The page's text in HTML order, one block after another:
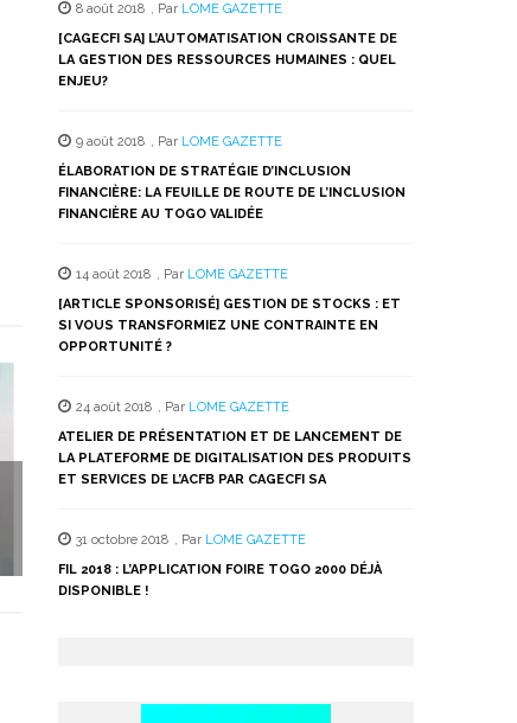
une
nouvelle
fenêtre)
une
nouvelle
fenêtre)
une
nouvelle
fenêtre)
une
nouvelle
fenêtre)
une
nouvelle
fenêtre)
8 août 2018 , Par LOME GAZETTE
[CAGECFI SA] L’AUTOMATISATION CROISSANTE DE
LA GESTION DES RESSOURCES HUMAINES : QUEL
ENJEU?
9 août 2018 , Par LOME GAZETTE
ÉLABORATION DE STRATÉGIE D’INCLUSION
FINANCIÈRE: LA FEUILLE DE ROUTE DE L’INCLUSION
FINANCIÈRE AU TOGO VALIDÉE
14 août 2018 , Par LOME GAZETTE
[ARTICLE SPONSORISÉ] GESTION DE STOCKS : ET
SI VOUS TRANSFORMIEZ UNE CONTRAINTE EN
OPPORTUNITÉ ?
24 août 2018 , Par LOME GAZETTE
ATELIER DE PRÉSENTATION ET DE LANCEMENT DE
LA PLATEFORME DE DIGITALISATION DES PRODUITS
ET SERVICES DE L’ACFB PAR CAGECFI SA
31 octobre 2018 , Par LOME GAZETTE
FIL 2018 : L’APPLICATION FOIRE TOGO 2000 DÉJÀ
DISPONIBLE !